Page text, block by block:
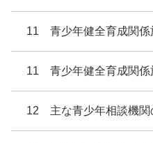
11 青少年健全育成関係
11 青少年健全育成関係
12 主な青少年相談機